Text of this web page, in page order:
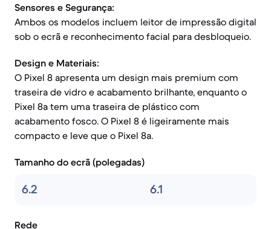
Sensores e Segurança:
Ambos os modelos incluem leitor de impressão digital
sob o ecrã e reconhecimento facial para desbloqueio.
Design e Materiais:
O Pixel 8 apresenta um design mais premium com
traseira de vidro e acabamento brilhante, enquanto o
Pixel 8a tem uma traseira de plástico com
acabamento fosco. O Pixel 8 é ligeiramente mais
compacto e leve que o Pixel 8a.
Tamanho do ecrã (polegadas)
6.2 6.1
Rede